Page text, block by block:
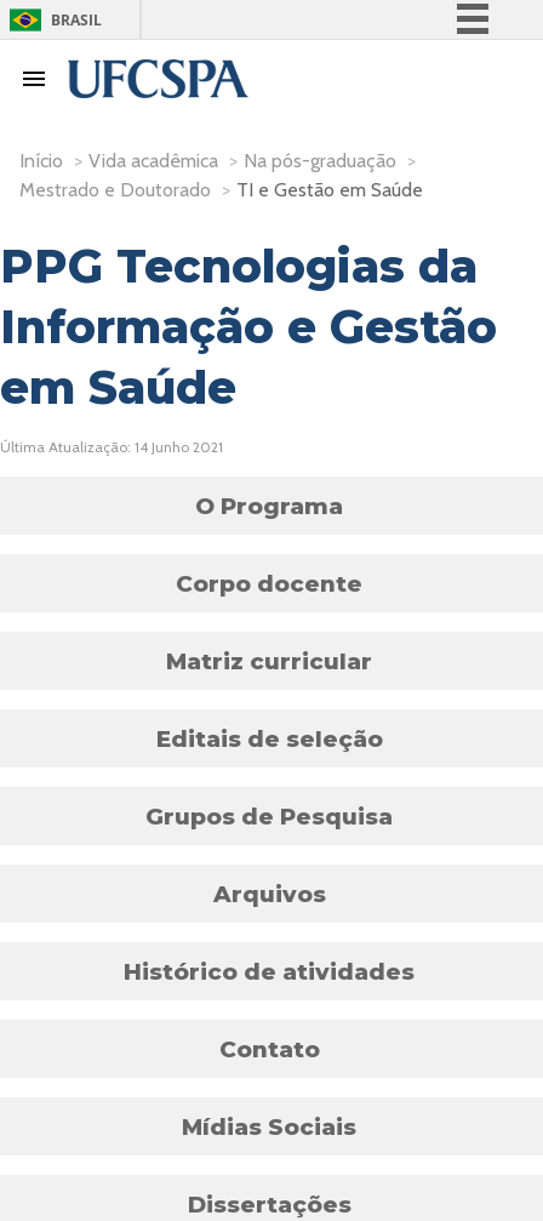
BRASIL
Acesso à informação
Canais
Início > Vida acadêmica > Na pós-graduação >
Mestrado e Doutorado > TI e Gestão em Saúde
PPG Tecnologias da
Informação e Gestão
em Saúde
Última Atualização: 14 Junho 2021
O Programa
Corpo docente
Matriz curricular
Editais de seleção
Grupos de Pesquisa
Arquivos
Histórico de atividades
Contato
Mídias Sociais
Dissertações